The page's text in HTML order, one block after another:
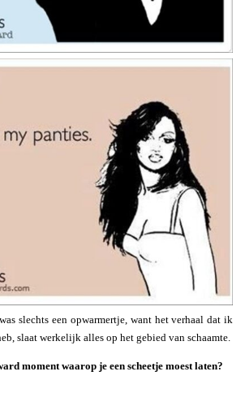
slechts een opwarmertje, want het verhaal dat ik
slaat werkelijk alles op het gebied van schaamte.
moment waarop je een scheetje moest laten?